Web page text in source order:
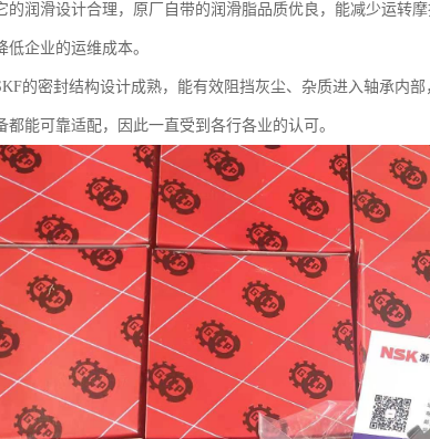
的润滑设计合理，原厂自带的润滑脂品质优良，能减少运转
低企业的运维成本。
的密封结构设计成熟，能有效阻挡灰尘、杂质进入轴承内
都能可靠适配，因此一直受到各行各业的认可。